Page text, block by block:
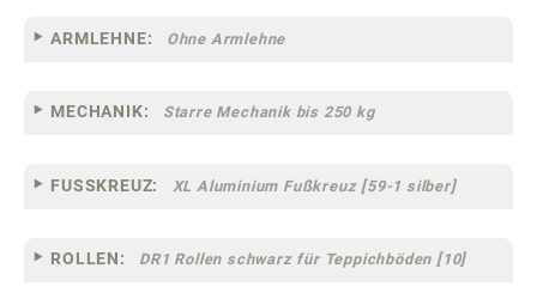
ARMLEHNE: Ohne Armlehne
MECHANIK: Starre Mechanik bis 250 kg
FUSSKREUZ: XL Aluminium Fußkreuz [59-1 silber]
ROLLEN: DR1 Rollen schwarz für Teppichböden [10]